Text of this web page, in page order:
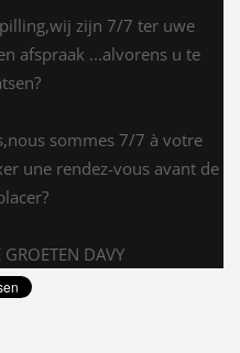
zijn 7/7 ter uwe
afspraak ...alvorens u te
sommes 7/7 à votre
une rendez-vous avant de
GROETEN DAVY